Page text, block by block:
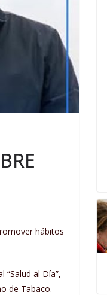
hábitos
al Día”,
de Tabaco.